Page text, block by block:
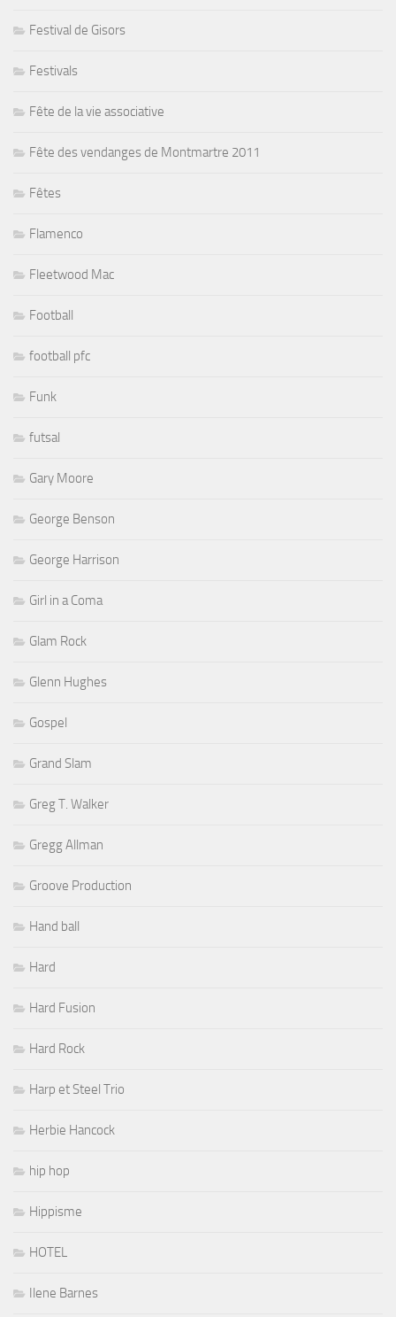
Festival de Gisors
Festivals
Fête de la vie associative
Fête des vendanges de Montmartre 2011
Fêtes
Flamenco
Fleetwood Mac
Football
football pfc
Funk
futsal
Gary Moore
George Benson
George Harrison
Girl in a Coma
Glam Rock
Glenn Hughes
Gospel
Grand Slam
Greg T. Walker
Gregg Allman
Groove Production
Hand ball
Hard
Hard Fusion
Hard Rock
Harp et Steel Trio
Herbie Hancock
hip hop
Hippisme
HOTEL
Ilene Barnes